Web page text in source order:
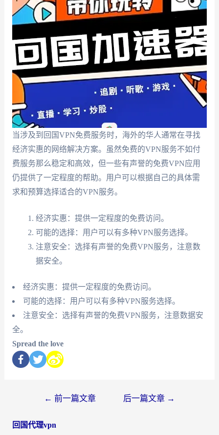
当涉及到回国VPN免费服务时，海外的华人通常在寻找
经济实惠的网络解决方案。虽然免费的VPN服务不如付
费服务那么稳定和高效，但一些有声誉的免费VPN应用
仍提供了一定程度的帮助。用户可以根据自己的具体需
求和预算选择适合的VPN服务。
经济实惠：提供一定程度的免费访问。
可能的选择：用户可以有多种VPN服务选择。
注意安全：选择有声誉的免费VPN服务，注意数
据安全。
经济实惠：提供一定程度的免费访问。
可能的选择：用户可以有多种VPN服务选择。
注意安全：选择有声誉的免费VPN服务，注意数据安
全。
Spread the love
导
← 前一篇文章 后一篇文章 →
回国代理vpn